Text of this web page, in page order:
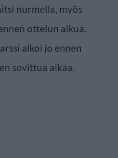
nurmella, myös
ottelun alkua.
alkoi jo ennen
sovittua aikaa.